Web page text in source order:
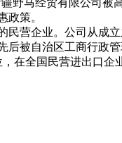
政策。
营企业。公司从成
被自治区工商行政
在全国民营进出口企